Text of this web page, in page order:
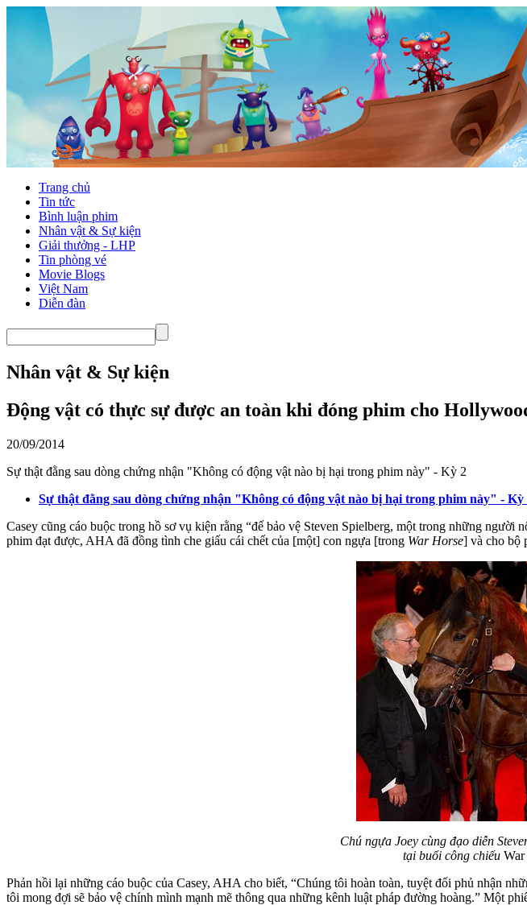
Trang chủ
Tin tức
Bình luận phim
Nhân vật & Sự kiện
Giải thưởng - LHP
Tin phòng vé
Movie Blogs
Việt Nam
Diễn đàn
Nhân vật & Sự kiện
Động vật có thực sự được an toàn khi đóng phim cho
20/09/2014
Sự thật đằng sau dòng chứng nhận "Không có động vật nào bị hại trong phim này" - Kỳ 2
Sự thật đằng sau dòng chứng nhận "Không có động vật nào bị hại trong phim này" - Kỳ
Casey cũng cáo buộc trong hồ sơ vụ kiện rằng “để bảo vệ Steven Spielberg, một trong những
phim đạt được, AHA đã đồng tình che giấu cái chết của [một] con ngựa [trong War Horse] và cho bộ
Chú ngựa Joey cùng đạo diễn
tại buổi công chiếuWar
Phản hồi lại những cáo buộc của Casey, AHA cho biết, “Chúng tôi hoàn toàn, tuyệt đối phủ nhận
tôi mong đợi sẽ bảo vệ chính mình mạnh mẽ thông qua những kênh luật pháp đường hoàng.” Một